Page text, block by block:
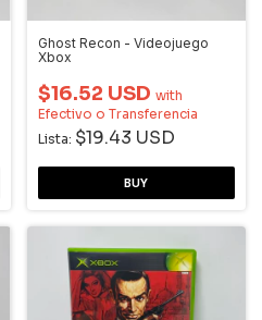
Ghost Recon - Videojuego
Xbox
$16.52 USD with
Efectivo o Transferencia
Lista: $19.43 USD